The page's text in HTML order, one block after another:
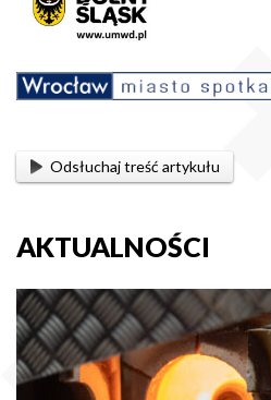
Odsłuchaj treść artykułu
AKTUALNOŚCI